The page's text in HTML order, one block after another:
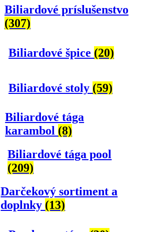
Biliardové príslušenstvo
(307)
Biliardové špice (20)
Biliardové stoly (59)
Biliardové tága
karambol (8)
Biliardové tága pool
(209)
Darčekový sortiment a
doplnky (13)